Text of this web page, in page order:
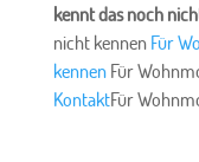
kennt das noch
nicht kennen Für
kennen Für
KontaktFür